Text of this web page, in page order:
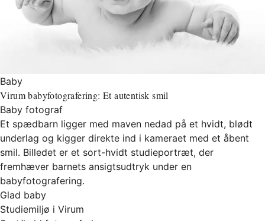
Baby
Virum babyfotografering: Et autentisk smil
Baby fotograf
Et spædbarn ligger med maven nedad på et hvidt, blødt
underlag og kigger direkte ind i kameraet med et åbent
smil. Billedet er et sort-hvidt studieportræt, der
fremhæver barnets ansigtsudtryk under en
babyfotografering.
Glad baby
Studiemiljø i Virum